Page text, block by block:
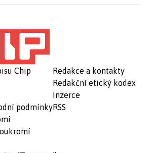
Chip
podmínky
Redakce a kontakty
Redakční etický kodex
Inzerce
RSS